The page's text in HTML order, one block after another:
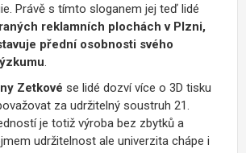
Právě s tímto sloganem jej teď lidé
reklamních plochách v Plzni,
přední osobnosti svého
.
Zetkové se lidé dozví více o 3D tisku
za udržitelný soustruh 21.
je totiž výroba bez zbytků a
udržitelnost ale univerzita chápe i